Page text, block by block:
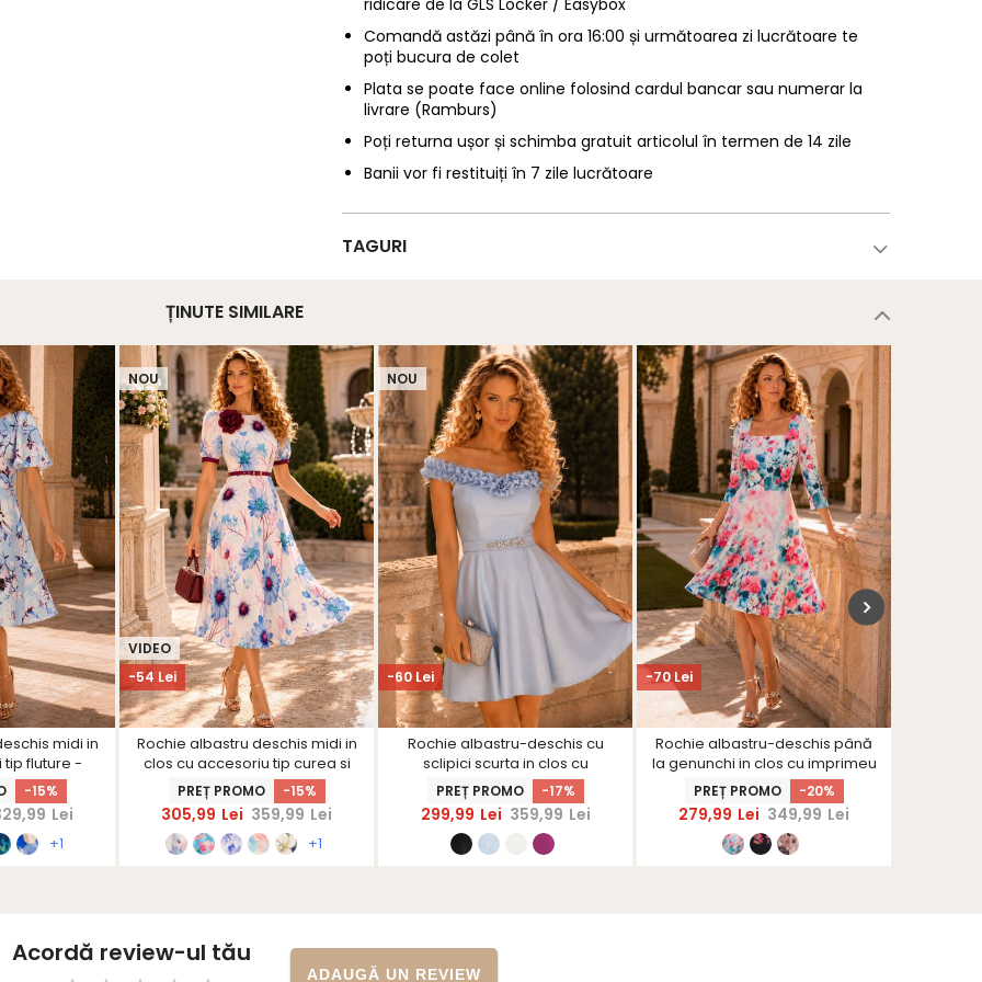
Comandă astăzi până în ora 16:00 și următoarea zi lucrătoare te
poți bucura de colet
Plata se poate face online folosind cardul bancar sau numerar la
livrare (Ramburs)
Poți returna ușor și schimba gratuit articolul în termen de 14 zile
Banii vor fi restituiți în 7 zile lucrătoare
TAGURI
ȚINUTE SIMILARE
midi in
fluture -
-15%
Lei
+1
-54 Lei
VIDEO
NOU
Rochie albastru deschis midi in
clos cu accesoriu tip curea si
brosa florala - StarShinerS
PREȚ PROMO -15%
305,99 Lei 359,99 Lei
+1
-60 Lei
NOU
Rochie albastru-deschis cu
sclipici scurta in clos cu
volanase - StarShinerS
PREȚ PROMO -17%
299,99 Lei 359,99 Lei
-70 Lei
Rochie albastru-deschis până
la genunchi in clos cu imprimeu
floral - StarShinerS
PREȚ PROMO -20%
279,99 Lei 349,99 Lei
Acordă review-ul tău
ADAUGĂ UN REVIEW